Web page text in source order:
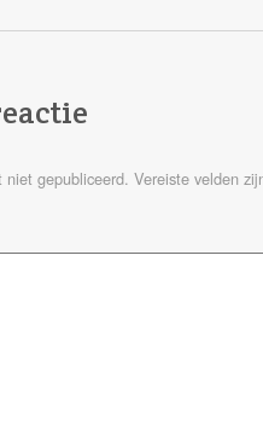
niet gepubliceerd. Vereiste velden